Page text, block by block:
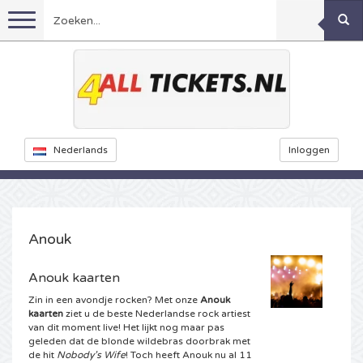
Nederlands Inloggen
Menu
Feyenoord kaarten
Ajax kaarten
Engeland
Spanje
Concerten
Rammstein kaarten
Kensington kaarten
Snoop Dogg kaartjes
Festivals
DGTL kaartjes
Awakenings kaarten
Kickboksen
Rugby
Armin van Buuren kaarten
Reverze kaarten
Theater
TAFKAL kaartjes
Overig
Anouk
Anouk kaarten
Zin in een avondje rocken? Met onze Anouk
kaarten ziet u de beste Nederlandse rock artiest
van dit moment live! Het lijkt nog maar pas
geleden dat de blonde wildebras doorbrak met
de hit Nobody’s Wife! Toch heeft Anouk nu al 11